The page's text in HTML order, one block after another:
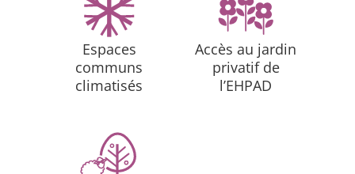
Espaces
communs
climatisés
Accès au jardin
privatif de
l’EHPAD